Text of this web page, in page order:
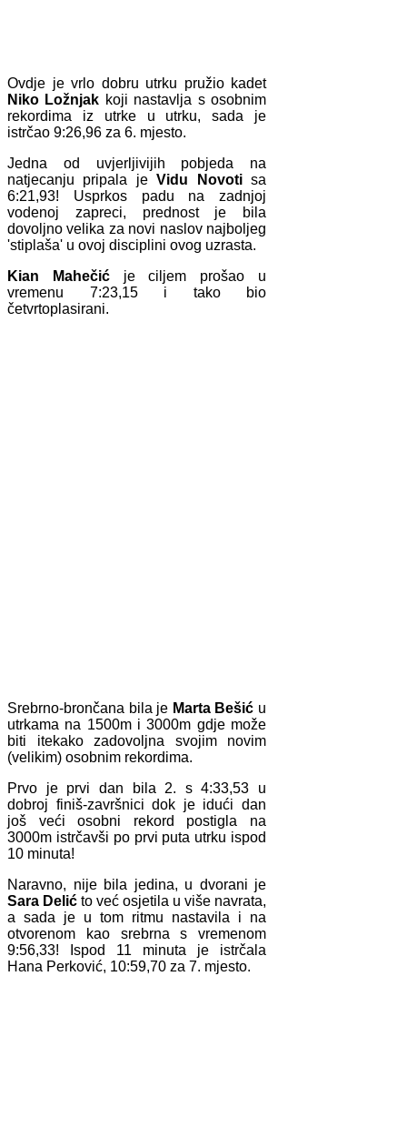
Ovdje je vrlo dobru utrku pružio kadet
Niko Ložnjak koji nastavlja s osobnim
rekordima iz utrke u utrku, sada je
istrčao 9:26,96 za 6. mjesto.
Jedna od uvjerljivijih pobjeda na
natjecanju pripala jeVidu Novotisa
6:21,93! Usprkos padu na zadnjoj
vodenoj zapreci, prednost je bila
dovoljno velika za novi naslov najboljeg
'stiplaša' u ovoj disciplini ovog uzrasta.
Kian Mahečićje ciljem prošao u
vremenu 7:23,15 i tako bio
četvrtoplasirani.
Srebrno-brončana bila je Marta Bešić u
utrkama na 1500m i 3000m gdje može
biti itekako zadovoljna svojim novim
(velikim) osobnim rekordima.
Prvo je prvi dan bila 2. s 4:33,53 u
dobroj finiš-završnici dok je idući dan
još veći osobni rekord postigla na
3000m istrčavši po prvi puta utrku ispod
10 minuta!
Naravno, nije bila jedina, u dvorani je
Sara Delić to već osjetila u više navrata,
a sada je u tom ritmu nastavila i na
otvorenom kao srebrna s vremenom
9:56,33! Ispod 11 minuta je istrčala
Hana Perković, 10:59,70 za 7. mjesto.